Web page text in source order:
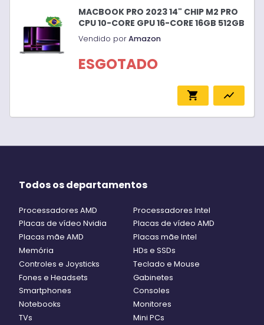
MACBOOK PRO 2023 14" CHIP M2 PRO
CPU 10-CORE GPU 16-CORE 16GB 512GB
Vendido porAmazon
ESGOTADO
shopping_cart show_chart
Todos os departamentos
Processadores AMD
Processadores Intel
Placas de vídeo Nvidia
Placas de vídeo AMD
Placas mãe AMD
Placas mãe Intel
Memória
HDs e SSDs
Controles e Joysticks
Teclado e Mouse
Fones e Headsets
Gabinetes
Smartphones
Consoles
Notebooks
Monitores
TVs
Mini PCs